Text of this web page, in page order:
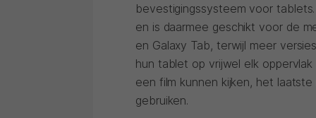
bevestigingssysteem voor
en is daarmee geschikt voor de
en Galaxy Tab, terwijl meer
hun tablet op vrijwel elk
een film kunnen kijken, het
gebruiken.